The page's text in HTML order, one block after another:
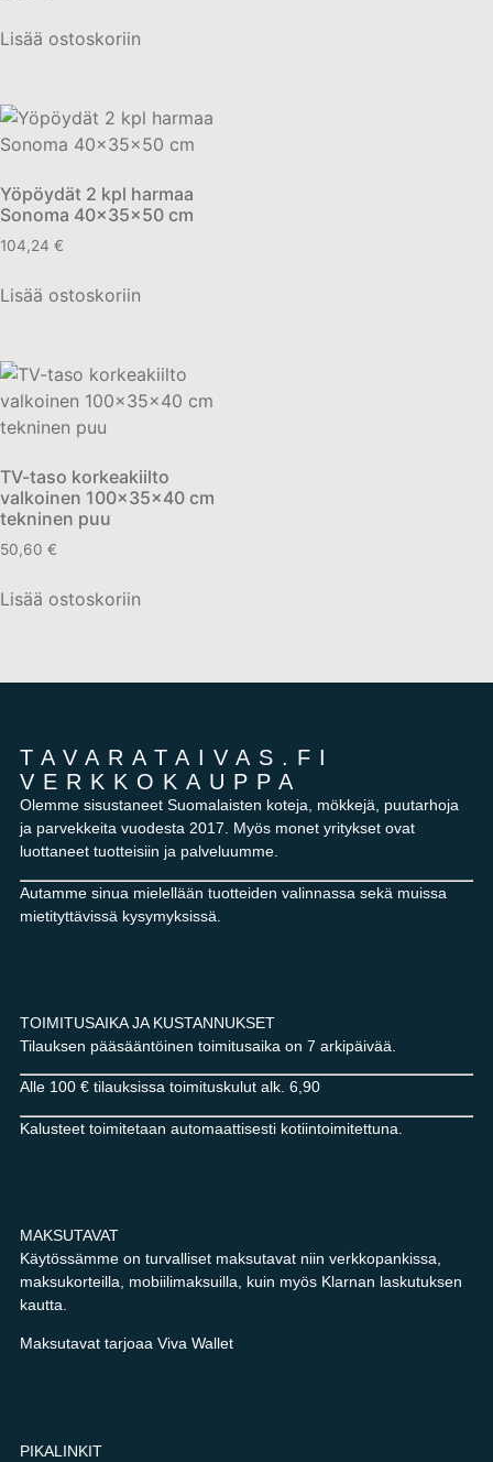
Lisää ostoskoriin
Yöpöydät 2 kpl harmaa
Sonoma 40x35x50 cm
104,24 €
Lisää ostoskoriin
TV-taso korkeakiilto
valkoinen 100x35x40 cm
tekninen puu
50,60 €
Lisää ostoskoriin
TAVARATAIVAS.FI
VERKKOKAUPPA
Olemme sisustaneet Suomalaisten koteja, mökkejä, puutarhoja
ja parvekkeita vuodesta 2017. Myös monet yritykset ovat
luottaneet tuotteisiin ja palveluumme.
Autamme sinua mielellään tuotteiden valinnassa sekä muissa
mietityttävissä kysymyksissä.
TOIMITUSAIKA JA KUSTANNUKSET
Tilauksen pääsääntöinen toimitusaika on 7 arkipäivää.
Alle 100 € tilauksissa toimituskulut alk. 6,90
Kalusteet toimitetaan automaattisesti kotiintoimitettuna.
MAKSUTAVAT
Käytössämme on turvalliset maksutavat niin verkkopankissa,
maksukorteilla, mobiilimaksuilla, kuin myös Klarnan laskutuksen
kautta.
Maksutavat tarjoaa Viva Wallet
PIKALINKIT